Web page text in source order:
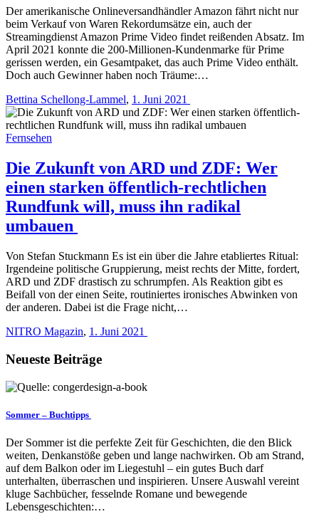
Der amerikanische Onlineversandhändler Amazon fährt nicht nur
beim Verkauf von Waren Rekordumsätze ein, auch der
Streamingdienst Amazon Prime Video findet reißenden Absatz. Im
April 2021 konnte die 200-Millionen-Kundenmarke für Prime
gerissen werden, ein Gesamtpaket, das auch Prime Video enthält.
Doch auch Gewinner haben noch Träume:…
Bettina Schellong-Lammel, 1. Juni 2021
Fernsehen
Die Zukunft von ARD und ZDF: Wer
einen starken öffentlich-rechtlichen
Rundfunk will, muss ihn radikal
umbauen
Von Stefan Stuckmann Es ist ein über die Jahre etabliertes Ritual:
Irgendeine politische Gruppierung, meist rechts der Mitte, fordert,
ARD und ZDF drastisch zu schrumpfen. Als Reaktion gibt es
Beifall von der einen Seite, routiniertes ironisches Abwinken von
der anderen. Dabei ist die Frage nicht,…
NITRO Magazin, 1. Juni 2021
Neueste Beiträge
Sommer – Buchtipps
Der Sommer ist die perfekte Zeit für Geschichten, die den Blick
weiten, Denkanstöße geben und lange nachwirken. Ob am Strand,
auf dem Balkon oder im Liegestuhl – ein gutes Buch darf
unterhalten, überraschen und inspirieren. Unsere Auswahl vereint
kluge Sachbücher, fesselnde Romane und bewegende
Lebensgeschichten:…